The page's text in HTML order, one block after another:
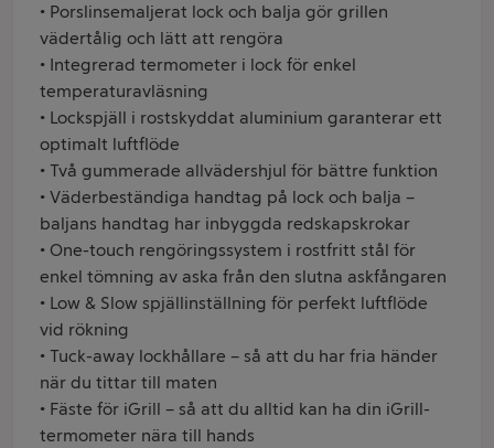
• Porslinsemaljerat lock och balja gör grillen
vädertålig och lätt att rengöra
• Integrerad termometer i lock för enkel
temperaturavläsning
• Lockspjäll i rostskyddat aluminium garanterar ett
optimalt luftflöde
• Två gummerade allvädershjul för bättre funktion
• Väderbeständiga handtag på lock och balja –
baljans handtag har inbyggda redskapskrokar
• One-touch rengöringssystem i rostfritt stål för
enkel tömning av aska från den slutna askfångaren
• Low & Slow spjällinställning för perfekt luftflöde
vid rökning
• Tuck-away lockhållare – så att du har fria händer
när du tittar till maten
• Fäste för iGrill – så att du alltid kan ha din iGrill-
termometer nära till hands